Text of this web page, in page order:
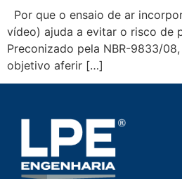
Por que o ensaio de ar
vídeo) ajuda a evitar o risco de
Preconizado pela NBR-9833/
objetivo aferir […]